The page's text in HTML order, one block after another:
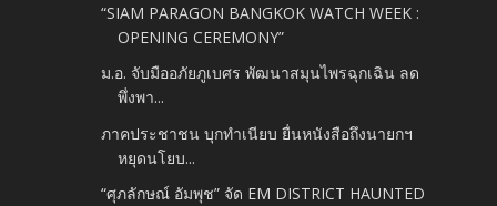
“SIAM PARAGON BANGKOK WATCH WEEK :
OPENING CEREMONY”
ม.อ. จับมืออภัยภูเบศร พัฒนาสมุนไพรฉุกเฉิน ลด
พึ่งพา...
ภาคประชาชน บุกทำเนียบ ยื่นหนังสือถึงนายกฯ
หยุดนโยบ...
“ศุภลักษณ์ อัมพุช” จัด EM DISTRICT HAUNTED